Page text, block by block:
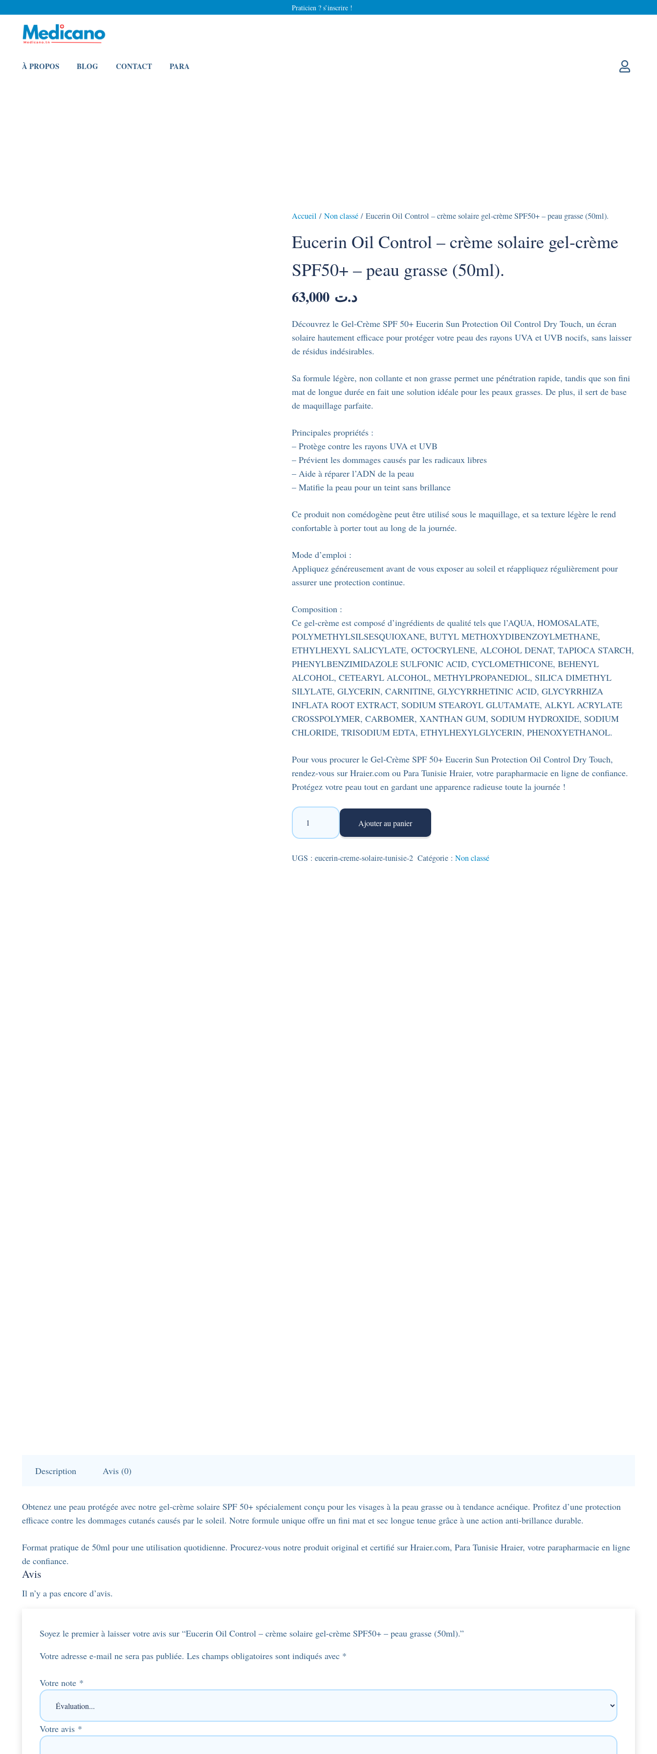
Praticien ? s’inscrire !
À PROPOS BLOG CONTACT PARA
Accueil / Non classé/ Eucerin Oil Control – crème solaire gel-crème SPF50+ – peau grasse (50ml).
Eucerin Oil Control – crème solaire gel-crème
SPF50+ – peau grasse (50ml).
د.ت 63,000
Découvrez le Gel-Crème SPF 50+ Eucerin Sun Protection Oil Control Dry Touch, un écran
solaire hautement efficace pour protéger votre peau des rayons UVA et UVB nocifs, sans laisser
de résidus indésirables.
Sa formule légère, non collante et non grasse permet une pénétration rapide, tandis que son fini
mat de longue durée en fait une solution idéale pour les peaux grasses. De plus, il sert de base
de maquillage parfaite.
Principales propriétés :
– Protège contre les rayons UVA et UVB
– Prévient les dommages causés par les radicaux libres
– Aide à réparer l’ADN de la peau
– Matifie la peau pour un teint sans brillance
Ce produit non comédogène peut être utilisé sous le maquillage, et sa texture légère le rend
confortable à porter tout au long de la journée.
Mode d’emploi :
Appliquez généreusement avant de vous exposer au soleil et réappliquez régulièrement pour
assurer une protection continue.
Composition :
Ce gel-crème est composé d’ingrédients de qualité tels que l’AQUA, HOMOSALATE,
POLYMETHYLSILSESQUIOXANE, BUTYL METHOXYDIBENZOYLMETHANE,
ETHYLHEXYL SALICYLATE, OCTOCRYLENE, ALCOHOL DENAT, TAPIOCA STARCH,
PHENYLBENZIMIDAZOLE SULFONIC ACID, CYCLOMETHICONE, BEHENYL
ALCOHOL, CETEARYL ALCOHOL, METHYLPROPANEDIOL, SILICA DIMETHYL
SILYLATE, GLYCERIN, CARNITINE, GLYCYRRHETINIC ACID, GLYCYRRHIZA
INFLATA ROOT EXTRACT, SODIUM STEAROYL GLUTAMATE, ALKYL ACRYLATE
CROSSPOLYMER, CARBOMER, XANTHAN GUM, SODIUM HYDROXIDE, SODIUM
CHLORIDE, TRISODIUM EDTA, ETHYLHEXYLGLYCERIN, PHENOXYETHANOL.
Pour vous procurer le Gel-Crème SPF 50+ Eucerin Sun Protection Oil Control Dry Touch,
rendez-vous sur Hraier.com ou Para Tunisie Hraier, votre parapharmacie en ligne de confiance.
Protégez votre peau tout en gardant une apparence radieuse toute la journée !
quantité
Eucerin
Oil
Ajouter au panier
UGS : eucerin-creme-solaire-tunisie-2 Catégorie :Non classé
Description Avis (0)
Obtenez une peau protégée avec notre gel-crème solaire SPF 50+ spécialement conçu pour les visages à la peau grasse ou à tendance acnéique. Profitez d’une protection
efficace contre les dommages cutanés causés par le soleil. Notre formule unique offre un fini mat et sec longue tenue grâce à une action anti-brillance durable.
Format pratique de 50ml pour une utilisation quotidienne. Procurez-vous notre produit original et certifié sur Hraier.com, Para Tunisie Hraier, votre parapharmacie en ligne
de confiance.
Avis
Il n’y a pas encore d’avis.
Soyez le premier à laisser votre avis sur “Eucerin Oil Control – crème solaire gel-crème SPF50+ – peau grasse (50ml).”
Votre adresse e-mail ne sera pas publiée. Les champs obligatoires sont indiqués avec *
Votre note *
Votre avis *